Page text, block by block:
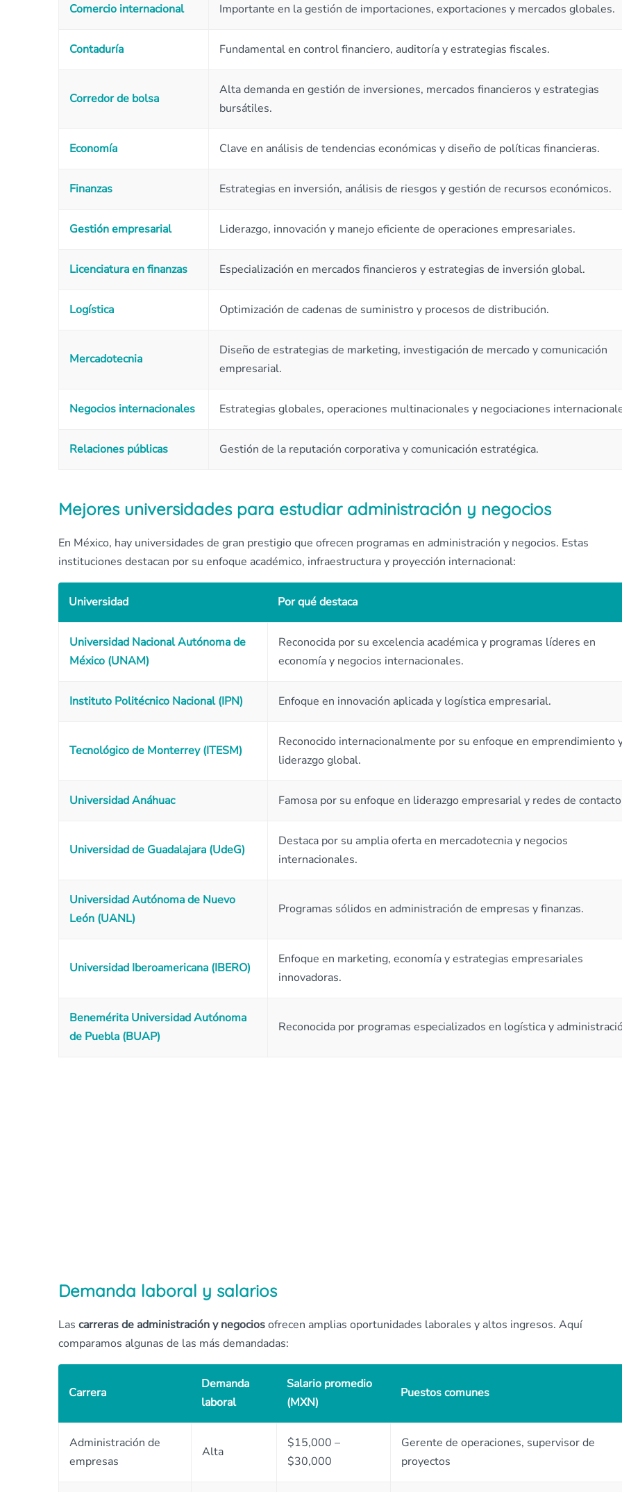
Comercio internacional Importante en la gestión de importaciones, exportaciones y mercados globales.
Contaduría Fundamental en control financiero, auditoría y estrategias fiscales.
Corredor de bolsa
Alta demanda en gestión de inversiones, mercados financieros y estrategias
bursátiles.
Economía Clave en análisis de tendencias económicas y diseño de políticas financieras.
Finanzas Estrategias en inversión, análisis de riesgos y gestión de recursos económicos.
Gestión empresarial Liderazgo, innovación y manejo eficiente de operaciones empresariales.
Licenciatura en finanzas Especialización en mercados financieros y estrategias de inversión global.
Logística Optimización de cadenas de suministro y procesos de distribución.
Mercadotecnia
Diseño de estrategias de marketing, investigación de mercado y comunicación
empresarial.
Negocios internacionales Estrategias globales, operaciones multinacionales y negociaciones
Relaciones públicas Gestión de la reputación corporativa y comunicación estratégica.
Mejores universidades para estudiar administración y negocios
En México, hay universidades de gran prestigio que ofrecen programas en administración y negocios. Estas
instituciones destacan por su enfoque académico, infraestructura y proyección internacional:
Universidad Por qué destaca
Universidad Nacional Autónoma de
México (UNAM)
Reconocida por su excelencia académica y programas líderes en
economía y negocios internacionales.
Instituto Politécnico Nacional (IPN) Enfoque en innovación aplicada y logística empresarial.
Tecnológico de Monterrey (ITESM)
Reconocido internacionalmente por su enfoque en emprendimiento
liderazgo global.
Universidad Anáhuac Famosa por su enfoque en liderazgo empresarial y redes de
Universidad de Guadalajara (UdeG)
Destaca por su amplia oferta en mercadotecnia y negocios
internacionales.
Universidad Autónoma de Nuevo
León (UANL)
Programas sólidos en administración de empresas y finanzas.
Universidad Iberoamericana (IBERO)
Enfoque en marketing, economía y estrategias empresariales
innovadoras.
Benemérita Universidad Autónoma
de Puebla (BUAP)
Reconocida por programas especializados en logística y
Demanda laboral y salarios
Las carreras de administración y negociosofrecen amplias oportunidades laborales y altos ingresos. Aquí
comparamos algunas de las más demandadas:
Carrera
Demanda
laboral
Salario promedio
(MXN)
Puestos comunes
Administración de
empresas
Alta
$15,000 –
$30,000
Gerente de operaciones, supervisor de
proyectos